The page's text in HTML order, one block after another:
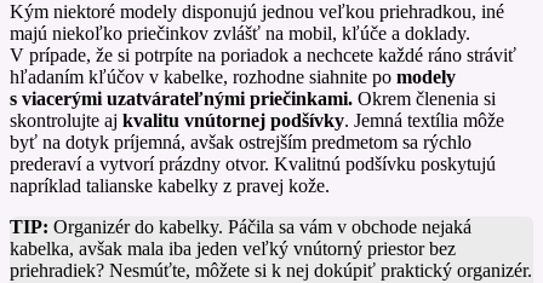
Kým niektoré modely disponujú jednou veľkou priehradkou, iné
majú niekoľko priečinkov zvlášť na mobil, kľúče a doklady.
V prípade, že si potrpíte na poriadok a nechcete každé ráno stráviť
hľadaním kľúčov v kabelke, rozhodne siahnite po modely
s viacerými uzatvárateľnými priečinkami. Okrem členenia si
skontrolujte aj kvalitu vnútornej podšívky. Jemná textília môže
byť na dotyk príjemná, avšak ostrejším predmetom sa rýchlo
prederaví a vytvorí prázdny otvor. Kvalitnú podšívku poskytujú
napríklad talianske kabelky z pravej kože.
TIP: Organizér do kabelky. Páčila sa vám v obchode nejaká
kabelka, avšak mala iba jeden veľký vnútorný priestor bez
priehradiek? Nesmúťte, môžete si k nej dokúpiť praktický organizér.